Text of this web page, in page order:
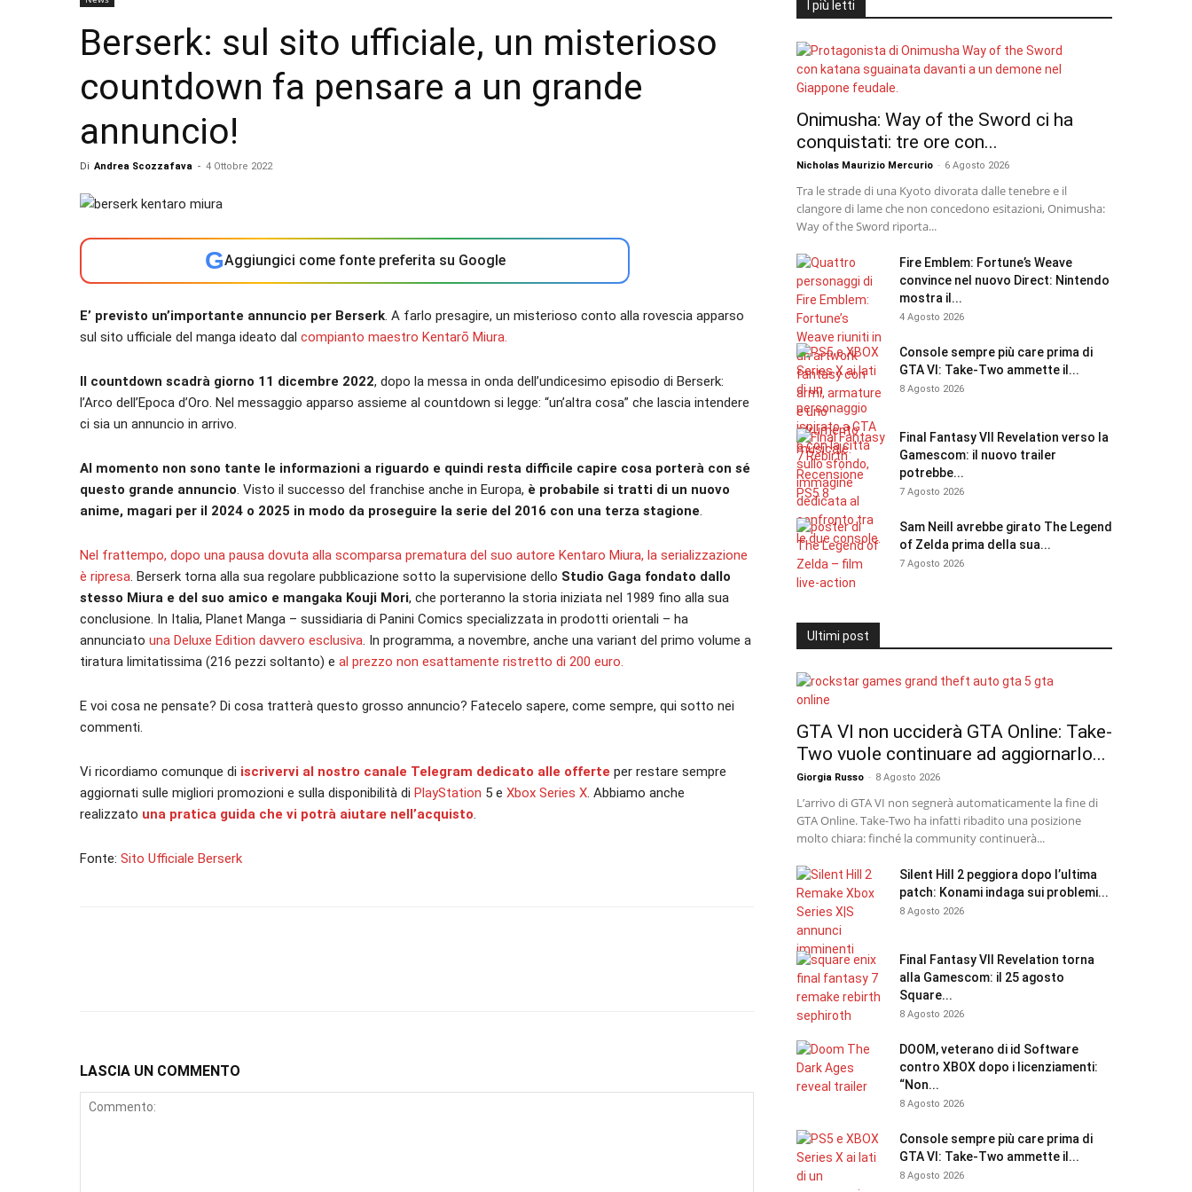
Berserk: sul sito ufficiale, un misterioso
countdown fa pensare a un grande
annuncio!
Di Andrea Scozzafava - 4 Ottobre 2022
GAggiungici come fonte preferita su Google
E’ previsto un’importante annuncio per Berserk. A farlo presagire, un misterioso conto alla rovescia apparso
sul sito ufficiale del manga ideato dal compianto maestro Kentarō Miura.
Il countdown scadrà giorno 11 dicembre 2022, dopo la messa in onda dell’undicesimo episodio di Berserk:
l’Arco dell’Epoca d’Oro. Nel messaggio apparso assieme al countdown si legge: “un’altra cosa” che lascia intendere
ci sia un annuncio in arrivo.
Al momento non sono tante le informazioni a riguardo e quindi resta difficile capire cosa porterà con sé
questo grande annuncio. Visto il successo del franchise anche in Europa, è probabile si tratti di un nuovo
anime, magari per il 2024 o 2025 in modo da proseguire la serie del 2016 con una terza stagione.
Nel frattempo, dopo una pausa dovuta alla scomparsa prematura del suo autore Kentaro Miura, la serializzazione
è ripresa. Berserk torna alla sua regolare pubblicazione sotto la supervisione dello Studio Gaga fondato dallo
stesso Miura e del suo amico e mangaka Kouji Mori, che porteranno la storia iniziata nel 1989 fino alla sua
conclusione. In Italia, Planet Manga – sussidiaria di Panini Comics specializzata in prodotti orientali – ha
annunciato una Deluxe Edition davvero esclusiva. In programma, a novembre, anche una variant del primo volume a
tiratura limitatissima (216 pezzi soltanto) e al prezzo non esattamente ristretto di 200 euro.
E voi cosa ne pensate? Di cosa tratterà questo grosso annuncio? Fatecelo sapere, come sempre, qui sotto nei
commenti.
Vi ricordiamo comunque di iscrivervi al nostro canale Telegram dedicato alle offerte per restare sempre
aggiornati sulle migliori promozioni e sulla disponibilità di PlayStation 5 e Xbox Series X. Abbiamo anche
realizzato una pratica guida che vi potrà aiutare nell’acquisto.
Fonte: Sito Ufficiale Berserk
LASCIA UN COMMENTO
I più letti
Onimusha: Way of the Sword ci ha
conquistati: tre ore con...
Nicholas Maurizio Mercurio - 6 Agosto 2026
Tra le strade di una Kyoto divorata dalle tenebre e il
clangore di lame che non concedono esitazioni, Onimusha:
Way of the Sword riporta...
Fire Emblem: Fortune’s Weave
convince nel nuovo Direct: Nintendo
mostra il...
4 Agosto 2026
Console sempre più care prima di
GTA VI: Take-Two ammette il...
8 Agosto 2026
Final Fantasy VII Revelation verso la
Gamescom: il nuovo trailer
potrebbe...
7 Agosto 2026
Sam Neill avrebbe girato The Legend
of Zelda prima della sua...
7 Agosto 2026
Ultimi post
GTA VI non ucciderà GTA Online: Take-
Two vuole continuare ad aggiornarlo...
Giorgia Russo - 8 Agosto 2026
L’arrivo di GTA VI non segnerà automaticamente la fine di
GTA Online. Take-Two ha infatti ribadito una posizione
molto chiara: finché la community continuerà...
Silent Hill 2 peggiora dopo l’ultima
patch: Konami indaga sui problemi...
8 Agosto 2026
Final Fantasy VII Revelation torna
alla Gamescom: il 25 agosto
Square...
8 Agosto 2026
DOOM, veterano di id Software
contro XBOX dopo i licenziamenti:
“Non...
8 Agosto 2026
Console sempre più care prima di
GTA VI: Take-Two ammette il...
8 Agosto 2026